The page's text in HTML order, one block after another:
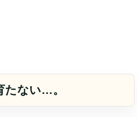
たない…。